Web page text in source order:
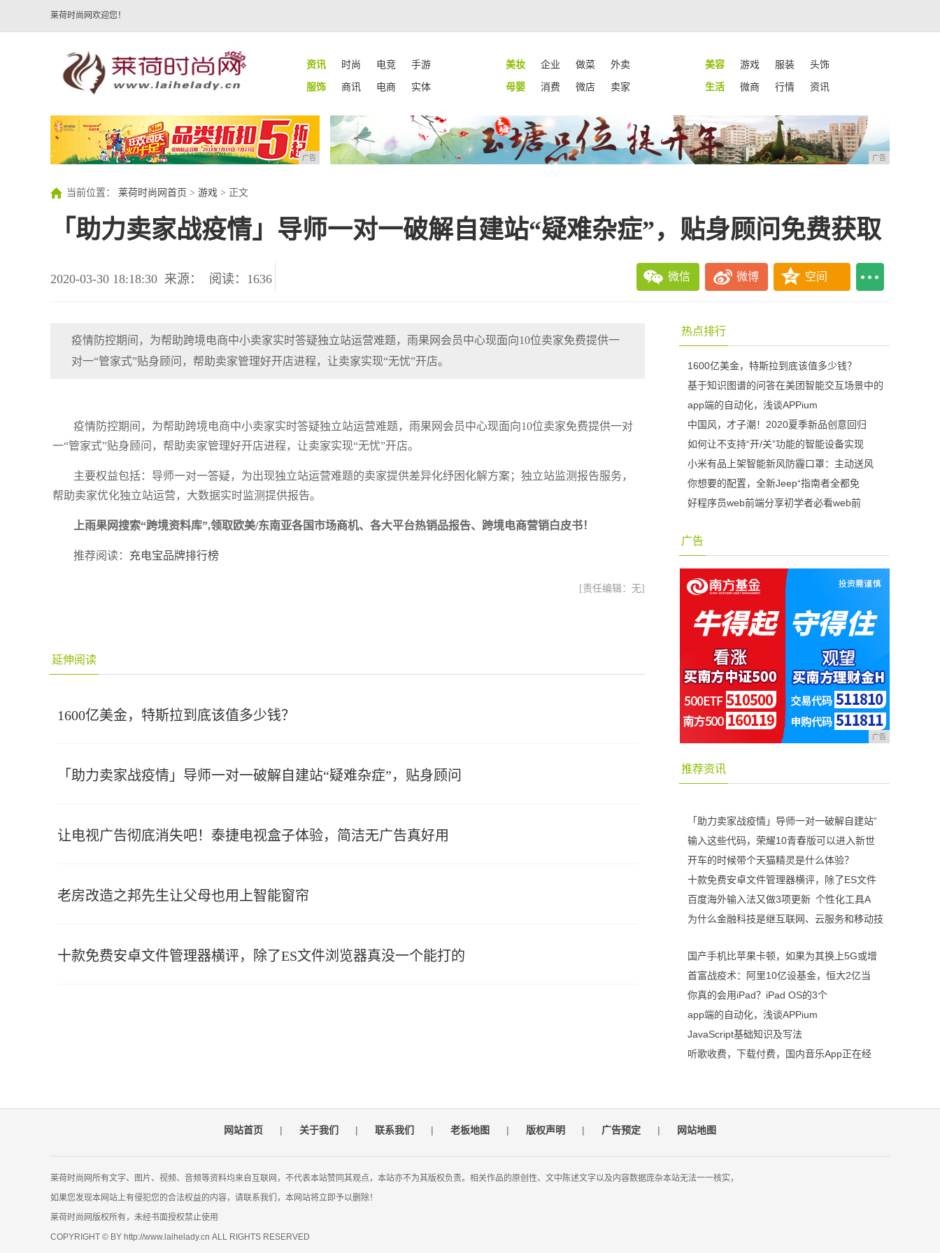
莱荷时尚网欢迎您！
资讯 时尚 电竞 手游 美妆 企业 做菜 外卖 美容 游戏 服装
头饰
服饰
商讯 电商 实体 母婴 消费 微店 卖家 生活 微商 行情 资讯
广告 广告
当前位置： 莱荷时尚网首页 > 游戏 > 正文
「助力卖家战疫情」导师一对一破解自建站“疑难杂症”，贴身顾问免费获取
2020-03-30 18:18:30 来源： 阅读：1636 微信 微博 空间
疫情防控期间，为帮助跨境电商中小卖家实时答疑独立站运营难题，雨果网会员中心现面向10位卖家免费提供一
对一“管家式”贴身顾问，帮助卖家管理好开店进程，让卖家实现“无忧”开店。
疫情防控期间，为帮助跨境电商中小卖家实时答疑独立站运营难题，雨果网会员中心现面向10位卖家免费提供一对
一“管家式”贴身顾问，帮助卖家管理好开店进程，让卖家实现“无忧”开店。
主要权益包括：导师一对一答疑，为出现独立站运营难题的卖家提供差异化纾困化解方案；独立站监测报告服务，
帮助卖家优化独立站运营，大数据实时监测提供报告。
上雨果网搜索“跨境资料库”,领取欧美/东南亚各国市场商机、各大平台热销品报告、跨境电商营销白皮书！
推荐阅读： 充电宝品牌排行榜
[责任编辑：无]
延伸阅读
1600亿美金，特斯拉到底该值多少钱？
「助力卖家战疫情」导师一对一破解自建站“疑难杂症”，贴身顾问
让电视广告彻底消失吧！泰捷电视盒子体验，简洁无广告真好用
老房改造之邦先生让父母也用上智能窗帘
十款免费安卓文件管理器横评，除了ES文件浏览器真没一个能打的
热点排行
1600亿美金，特斯拉到底该值多少钱？
基于知识图谱的问答在美团智能交互场景中的
app端的自动化，浅谈APPium
中国风，才子潮！2020夏季新品创意回归
如何让不支持“开/关”功能的智能设备实现
小米有品上架智能新风防霾口罩：主动送风
你想要的配置，全新Jeep⁺指南者全都免
好程序员web前端分享初学者必看web前
广告
广告
推荐资讯
「助力卖家战疫情」导师一对一破解自建站“
输入这些代码，荣耀10青春版可以进入新世
开车的时候带个天猫精灵是什么体验？
十款免费安卓文件管理器横评，除了ES文件
百度海外输入法又做3项更新 个性化工具A
为什么金融科技是继互联网、云服务和移动技
国产手机比苹果卡顿，如果为其换上5G或增
首富战疫术：阿里10亿设基金，恒大2亿当
你真的会用iPad？iPad OS的3个
app端的自动化，浅谈APPium
JavaScript基础知识及写法
听歌收费，下载付费，国内音乐App正在经
网站首页 | 关于我们 | 联系我们 | 老板地图 | 版权声明 | 广告预定 | 网站地图
莱荷时尚网所有文字、图片、视频、音频等资料均来自互联网，不代表本站赞同其观点，本站亦不为其版权负责。相关作品的原创性、文中陈述文字以及内容数据庞杂本站无法一一核实，
如果您发现本网站上有侵犯您的合法权益的内容，请联系我们，本网站将立即予以删除！
莱荷时尚网版权所有，未经书面授权禁止使用
COPYRIGHT © BY http://www.laihelady.cn ALL RIGHTS RESERVED